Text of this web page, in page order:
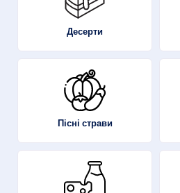
Десерти
Пісні страви